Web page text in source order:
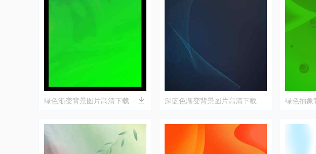
绿色渐变背景图片高清下载 深蓝色渐变背景图片高清下载 绿色抽象